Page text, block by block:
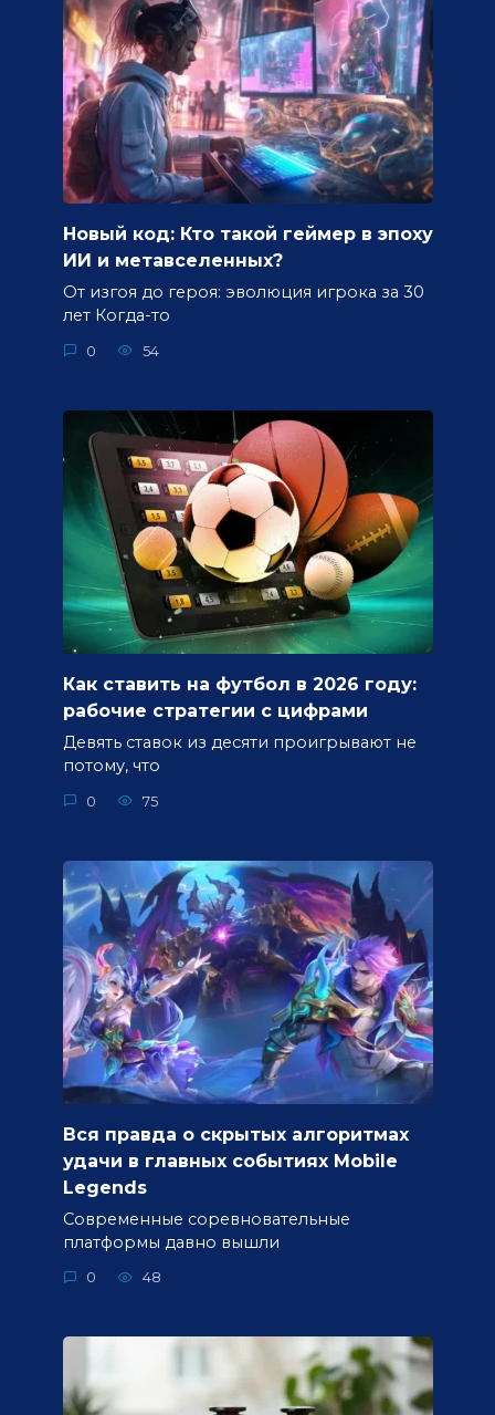
Новый код: Кто такой геймер в эпоху
ИИ и метавселенных?
От изгоя до героя: эволюция игрока за 30
лет Когда-то
0 54
Как ставить на футбол в 2026 году:
рабочие стратегии с цифрами
Девять ставок из десяти проигрывают не
потому, что
0 75
Вся правда о скрытых алгоритмах
удачи в главных событиях Mobile
Legends
Современные соревновательные
платформы давно вышли
0 48